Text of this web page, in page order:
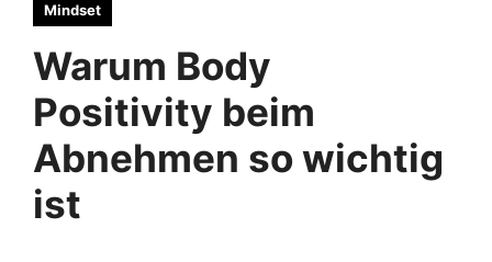
Mindset
Warum Body
Positivity beim
Abnehmen so wichtig
ist